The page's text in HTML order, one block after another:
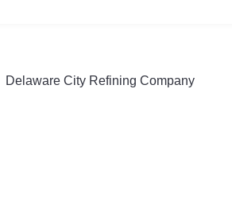
Delaware City Refining Company